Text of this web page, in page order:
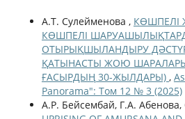
А.Т. Сулейменова , КӨШПЕЛІ
КӨШПЕЛІ
ОТЫРЫҚШЫЛАНДЫРУ
ҚАТЫНАСТЫ ЖОЮ
ҒАСЫРДЫҢ 30-ЖЫЛДАРЫ) ,
Panorama": Том 12 № 3 (2025)
А.Р. Бейсембай, Г.А.